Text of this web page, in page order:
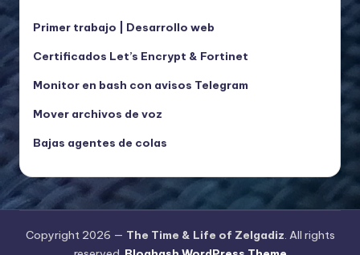
Primer trabajo | Desarrollo web
Certificados Let’s Encrypt & Fortinet
Monitor en bash con avisos Telegram
Mover archivos de voz
Bajas agentes de colas
Copyright 2026 — The Time & Life of Zelgadiz. All rights